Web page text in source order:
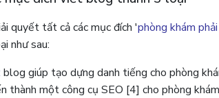
quyết tất cả các mục đích 'phòng khám
như sau:
blog giúp tạo dựng danh tiếng cho phòng
thành một công cụ SEO [4] cho phòng